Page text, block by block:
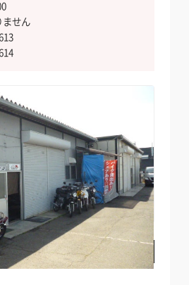
ア保険
シェア保険
応
向け
ません
電話でお問い合わせする